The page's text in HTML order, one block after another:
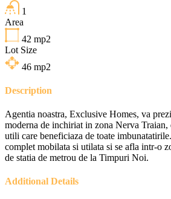
1
Area
42 mp2
Lot Size
46 mp2
Description
Agentia noastra, Exclusive Homes, va
moderna de inchiriat in zona Nerva
utili care beneficiaza de toate
complet mobilata si utilata si se afla intr-o
de statia de metrou de la Timpuri Noi.
Additional Details